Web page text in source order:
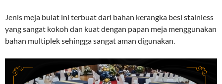
Jenis meja bulat ini terbuat dari bahan kerangka besi stainless
yang sangat kokoh dan kuat dengan papan meja menggunakan
bahan multiplek sehingga sangat aman digunakan.